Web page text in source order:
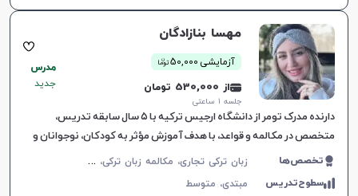
مهسا بنازادگان
آزمایشی 50,000 توما
ن
از 530,000 تومان
جلسه ۱ ساعتی
مدرس
جدید
دارنده مدرک تومر از دانشگاه ارجیس ترکیه با ۵ سال سابقه تدریس،
متخصص در مکالمه و قواعد، با هدف آموزش مؤثر به کودکان، نوجوانان و
بزرگسالان.
تخصص‌ها ز
بان ترکی تجاری، مکالمه زبان ترکی، زبان ترکی عمومی، زبان ترکی کودکان
سطوح‌تدریس مبتدی، متوسط